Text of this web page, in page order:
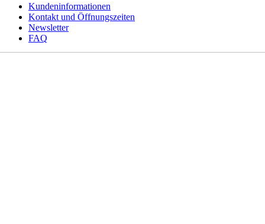
Kundeninformationen
Kontakt und Öffnungszeiten
Newsletter
FAQ